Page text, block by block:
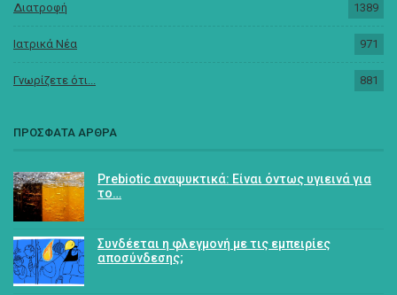
Διατροφή 1389
Ιατρικά Νέα 971
Γνωρίζετε ότι... 881
ΠΡΟΣΦΑΤΑ ΑΡΘΡΑ
Prebiotic αναψυκτικά: Είναι όντως υγιεινά για
το…
Συνδέεται η φλεγμονή με τις εμπειρίες
αποσύνδεσης;